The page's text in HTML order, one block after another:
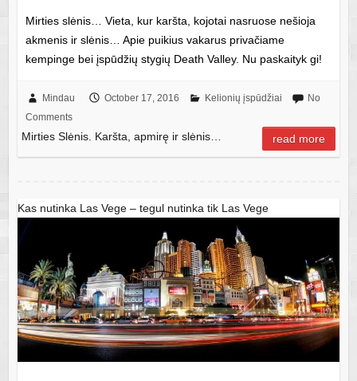
Mirties slėnis… Vieta, kur karšta, kojotai nasruose nešioja
akmenis ir slėnis… Apie puikius vakarus privačiame
kempinge bei įspūdžių stygių Death Valley. Nu paskaityk gi!
Mindau October 17, 2016 Kelionių įspūdžiai
No
Comments
Mirties Slėnis. Karšta, apmirę ir slėnis… read more
Kas nutinka Las Vege – tegul nutinka tik Las Vege